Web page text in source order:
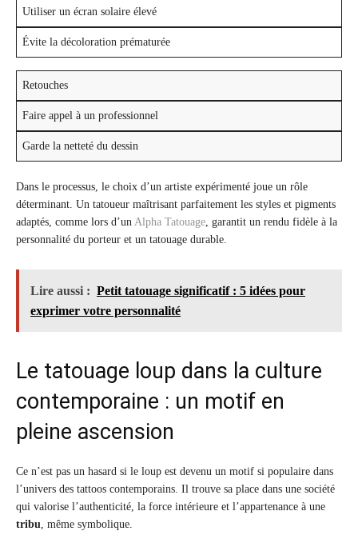
Utiliser un écran solaire élevé
Évite la décoloration prématurée
Retouches
Faire appel à un professionnel
Garde la netteté du dessin
Dans le processus, le choix d’un artiste expérimenté joue un rôle
déterminant. Un tatoueur maîtrisant parfaitement les styles et pigments
adaptés, comme lors d’un Alpha Tatouage, garantit un rendu fidèle à la
personnalité du porteur et un tatouage durable.
Lire aussi : Petit tatouage significatif : 5 idées pour
exprimer votre personnalité
Le tatouage loup dans la culture
contemporaine : un motif en
pleine ascension
Ce n’est pas un hasard si le loup est devenu un motif si populaire dans
l’univers des tattoos contemporains. Il trouve sa place dans une société
qui valorise l’authenticité, la force intérieure et l’appartenance à une
tribu, même symbolique.